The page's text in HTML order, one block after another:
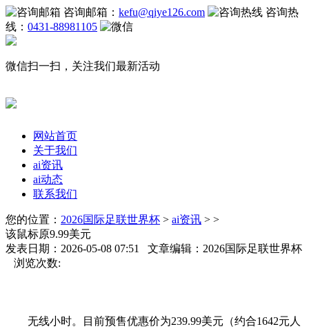
咨询邮箱： kefu@qiye126.com
咨询热
线： 0431-88981105
微信扫一扫，关注我们最新活动
网站首页
关于我们
ai资讯
ai动态
联系我们
您的位置： 2026国际足联世界杯 > ai资讯 > >
该鼠标原9.99美元
发表日期：2026-05-08 07:51 文章编辑：2026国际足联世界杯
浏览次数:
无线小时。目前预售优惠价为239.99美元（约合1642元人